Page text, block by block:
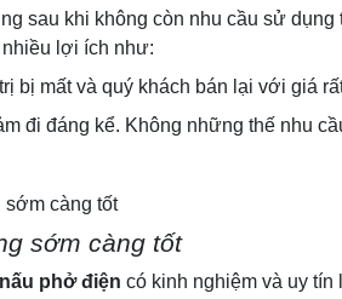
sau khi không còn nhu cầu sử dụng
nhiều lợi ích như:
bị mất và quý khách bán lại với giá
đi đáng kể. Không những thế nhu
sớm càng tốt
phở điện có kinh nghiệm và uy tín